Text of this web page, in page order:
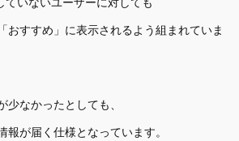
おすすめ」に表示されるよう組まれていま
なかったとしても、
が届く仕様となっています。